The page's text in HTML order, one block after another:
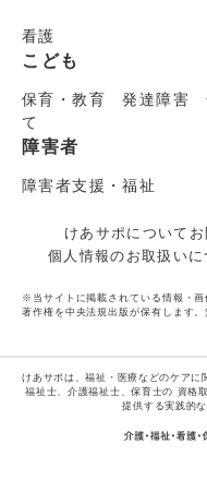
看護
こども
保育・教育 発達障害
て
障害者
障害者支援・福祉
けあサポについて
個人情報のお取扱いに
※当サイトに掲載されている情報・
著作権を中央法規出版が保有します
けあサポは、福祉・医療などのケア
福祉士、介護福祉士、保育士の 資格
提供する実践的